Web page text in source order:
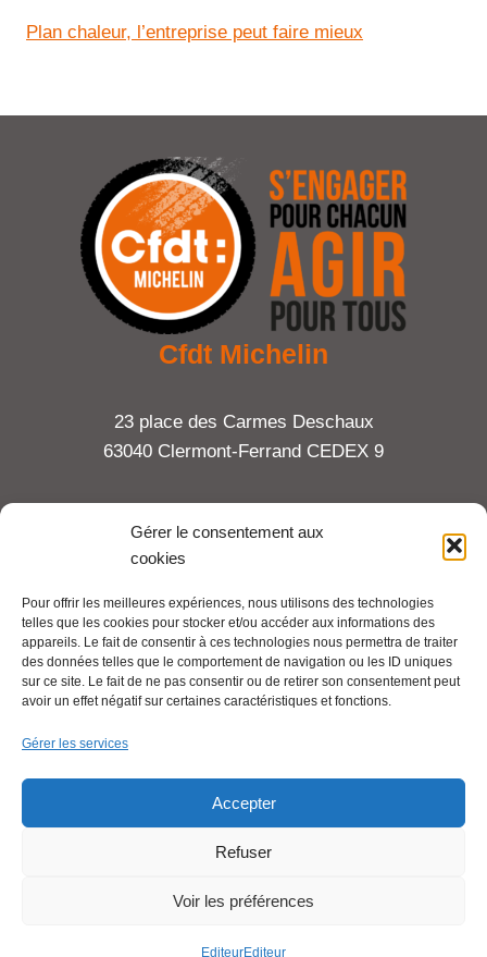
Gérer le consentement aux
cookies
Pour offrir les meilleures expériences, nous utilisons des technologies
telles que les cookies pour stocker et/ou accéder aux informations des
appareils. Le fait de consentir à ces technologies nous permettra de traiter
des données telles que le comportement de navigation ou les ID uniques
sur ce site. Le fait de ne pas consentir ou de retirer son consentement peut
avoir un effet négatif sur certaines caractéristiques et fonctions.
Gérer les services
Accepter
Refuser
Voir les préférences
EditeurEditeur
Plan chaleur, l’entreprise peut faire mieux
Cfdt Michelin
23 place des Carmes Deschaux
63040 Clermont-Ferrand CEDEX 9
Mentions légales
Pour aller plus loin :
Se syndiquer en ligne
Nous contacter
Liens utiles